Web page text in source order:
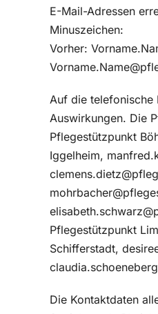
E-Mail-Adressen
Minuszeichen:
Vorher:
Auf die telefonische
Auswirkungen. Die
Pflegestützpunkt
Iggelheim,
Pflegestützpunkt
Schifferstadt,
Die Kontaktdaten